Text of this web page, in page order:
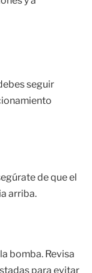
seguir
de que el
arriba.
bomba. Revisa
para evitar